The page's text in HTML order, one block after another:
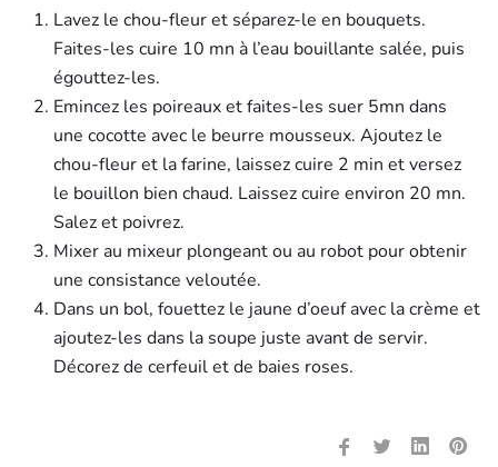
Lavez le chou-fleur et séparez-le en bouquets.
Faites-les cuire 10 mn à l’eau bouillante salée, puis
égouttez-les.
Emincez les poireaux et faites-les suer 5mn dans
une cocotte avec le beurre mousseux. Ajoutez le
chou-fleur et la farine, laissez cuire 2 min et versez
le bouillon bien chaud. Laissez cuire environ 20 mn.
Salez et poivrez.
Mixer au mixeur plongeant ou au robot pour obtenir
une consistance veloutée.
Dans un bol, fouettez le jaune d’oeuf avec la crème et
ajoutez-les dans la soupe juste avant de servir.
Décorez de cerfeuil et de baies roses.